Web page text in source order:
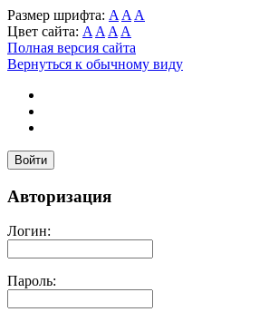
Размер шрифта: A A A
Цвет сайта: A A A A
Полная версия сайта
Вернуться к обычному виду
Войти
Авторизация
Логин:
Пароль: